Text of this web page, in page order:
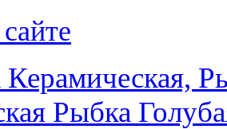
Керамическая,
Рыбка